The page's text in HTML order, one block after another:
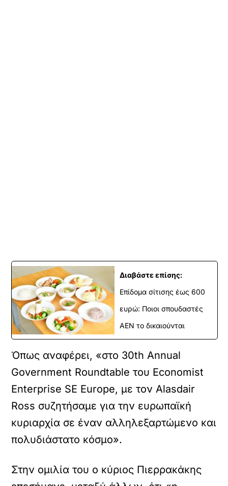
Διαβάστε επίσης:
Επίδομα σίτισης έως 600
ευρώ: Ποιοι σπουδαστές
ΑΕΝ το δικαιούνται
Όπως αναφέρει, «στο 30th Annual
Government Roundtable του Economist
Enterprise SE Europe, με τον Alasdair
Ross συζητήσαμε για την ευρωπαϊκή
κυριαρχία σε έναν αλληλεξαρτώμενο και
πολυδιάστατο κόσμο».
Στην ομιλία του ο κύριος Πιερρακάκης